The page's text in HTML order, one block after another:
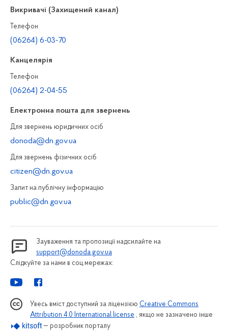
Викривачі (Захищений канал)
Телефон
(06264) 6-03-70
Канцелярiя
Телефон
(06264) 2-04-55
Електронна пошта для звернень
Для звернень юридичних осiб
donoda@dn.gov.ua
Для звернень фізичних осiб
citizen@dn.gov.ua
Запит на публiчну інформацiю
public@dn.gov.ua
Зауваження та пропозиції надсилайте на
support@donoda.gov.ua
Слідкуйте за нами в соц.мережах:
Увесь вміст доступний за ліцензією Creative Commons
Attribution 4.0 International license , якщо не зазначено інше
— розробник порталу